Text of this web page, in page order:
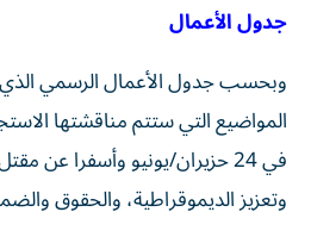
جدول الأعمال
وبحسب جدول الأعمال الرسمي
المواضيع التي ستتم مناقشتها
وتعزيز الديموقراطية، والحقوق